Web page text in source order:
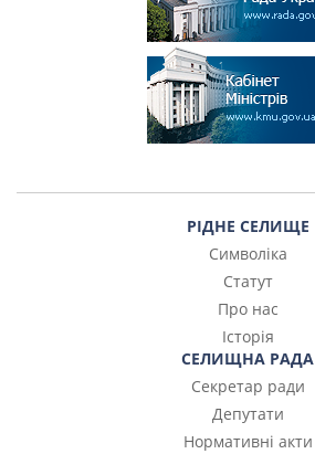
РІДНЕ СЕЛИЩЕ
Символіка
Статут
Про нас
Історія
СЕЛИЩНА РАДА
Секретар ради
Депутати
Нормативні акти